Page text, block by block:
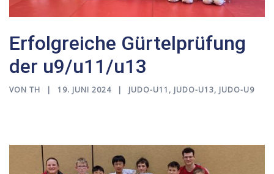
Erfolgreiche Gürtelprüfung
der u9/u11/u13
VON TH 19. JUNI 2024 JUDO-U11 , JUDO-U13, JUDO-U9